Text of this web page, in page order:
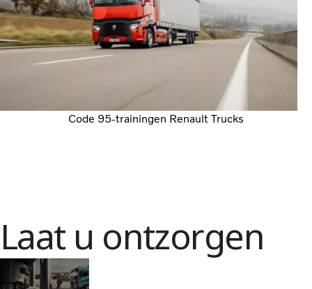
Code 95-trainingen Renault Trucks
Laat u ontzorgen